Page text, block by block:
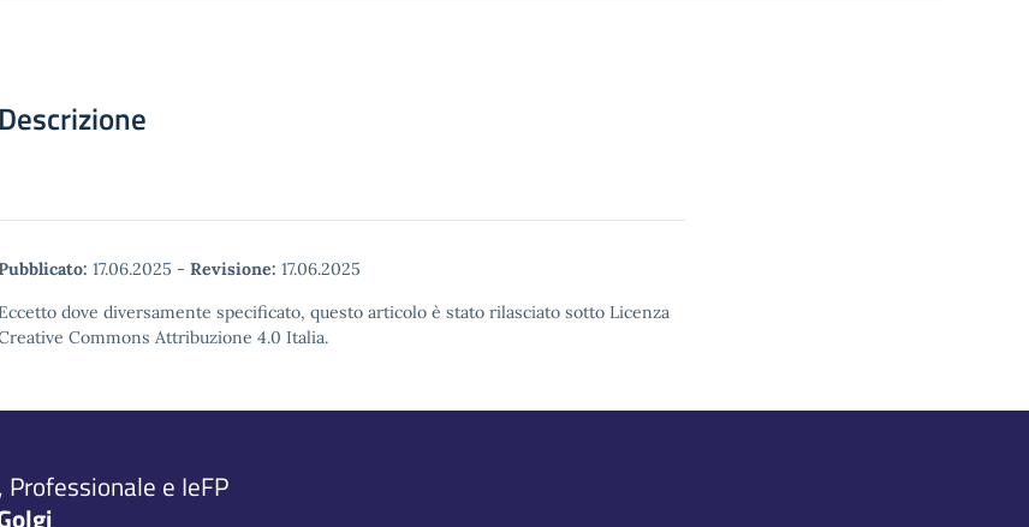
Descrizione
17.06.2025 - Revisione: 17.06.2025
dove diversamente specificato, questo articolo è stato rilasciato sotto Licenza
Commons Attribuzione 4.0 Italia.
e IeFP